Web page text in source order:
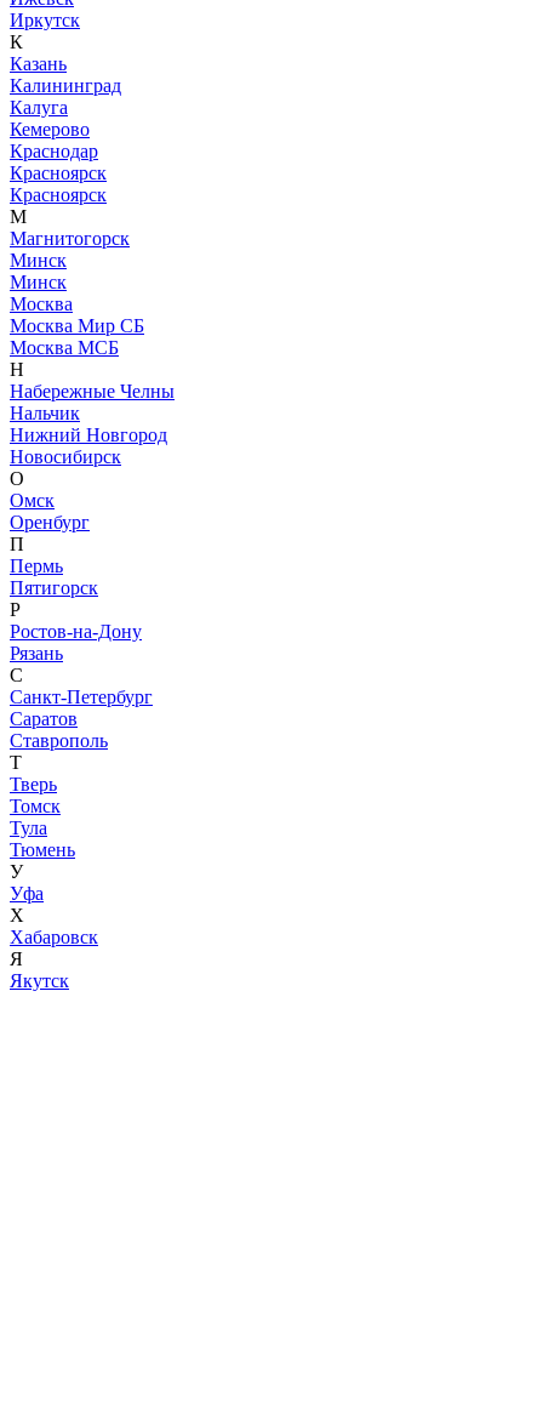
Иркутск
К
Казань
Калининград
Калуга
Кемерово
Краснодар
Красноярск
Красноярск
М
Магнитогорск
Минск
Минск
Москва
Москва Мир СБ
Москва МСБ
Н
Набережные Челны
Нальчик
Нижний Новгород
Новосибирск
О
Омск
Оренбург
П
Пермь
Пятигорск
Р
Ростов-на-Дону
Рязань
С
Санкт-Петербург
Саратов
Ставрополь
Т
Тверь
Томск
Тула
Тюмень
У
Уфа
Х
Хабаровск
Я
Якутск